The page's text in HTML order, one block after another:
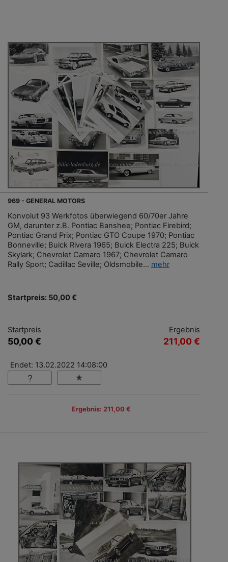
969 - GENERAL MOTORS
Konvolut 93 Werkfotos überwiegend 60/70er Jahre
GM, darunter z.B. Pontiac Banshee; Pontiac Firebird;
Pontiac Grand Prix; Pontiac GTO Coupe 1970; Pontiac
Bonneville; Buick Rivera 1965; Buick Electra 225; Buick
Skylark; Chevrolet Camaro 1967; Chevrolet Camaro
Rally Sport; Cadillac Seville; Oldsmobile... mehr
Startpreis: 50,00 €
Startpreis
50,00 €
Ergebnis
211,00 €
Endet: 13.02.2022 14:08:00
Ergebnis: 211,00 €